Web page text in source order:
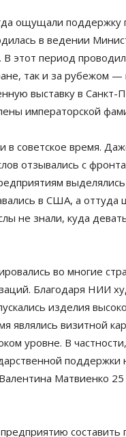
ощущали поддержку
в ведении
этот период
так и за рубежом
выставку в Санкт-
императорской
в советское время.
отзывались с
в США, а оттуда
не знали, куда
во многие
Благодаря НИИ
изделия
являлись визитной
уровне. В
поддержки
Матвиенко